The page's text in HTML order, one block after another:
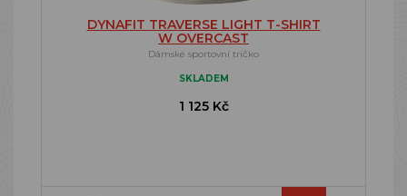
DYNAFIT TRAVERSE LIGHT T-SHIRT
W OVERCAST
Dámské sportovní tričko
SKLADEM
1 125 Kč